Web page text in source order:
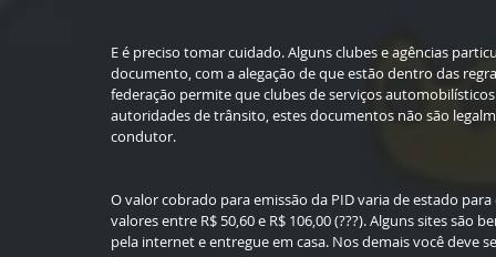
E é preciso tomar cuidado. Alguns clubes e agências
documento, com a alegação de que estão dentro das
federação permite que clubes de serviços
autoridades de trânsito, estes documentos não são
condutor.
O valor cobrado para emissão da PID varia de estado
valores entre R$ 50,60 e R$ 106,00 (???). Alguns sites
pela internet e entregue em casa. Nos demais você deve